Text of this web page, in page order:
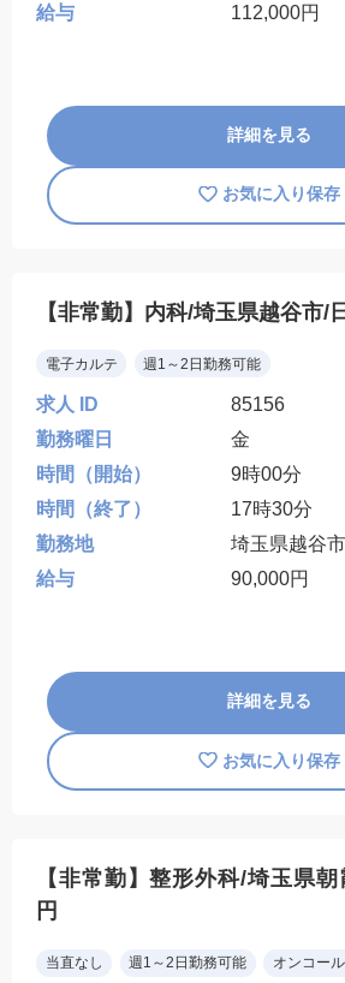
給与
112,000円
詳細を見る
お気に入り保存
【非常勤】内科/埼玉県越谷市/
電子カルテ 週1～2日勤務可能
求人 ID
85156
勤務曜日
金
時間（開始）
9時00分
時間（終了）
17時30分
勤務地
埼玉県越谷市
給与
90,000円
詳細を見る
お気に入り保存
【非常勤】整形外科/埼玉県
円
当直なし 週1～2日勤務可能 オンコー